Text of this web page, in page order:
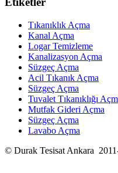
Tıkanıklık Açma
Kanal Açma
Logar Temizleme
Kanalizasyon Açma
Süzgeç Açma
Acil Tıkanık Açma
Süzgeç Açma
Tuvalet Tıkanıklığı
Mutfak Gideri Açma
Süzgeç Açma
Lavabo Açma
© Durak Tesisat Ankara